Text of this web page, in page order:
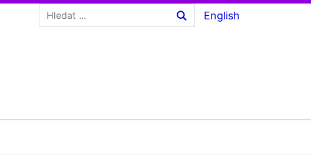
English